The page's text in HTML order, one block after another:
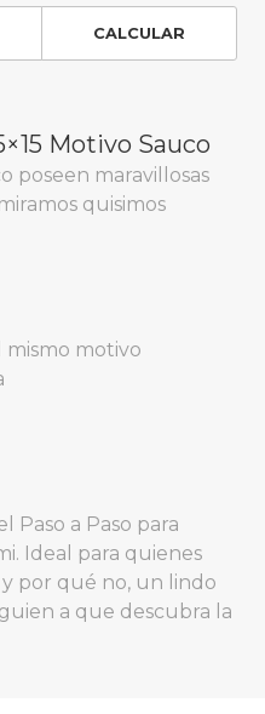
CALCULAR
Motivo Sauco
poseen maravillosas
quisimos
mismo motivo
Paso a Paso para
Ideal para quienes
por qué no, un lindo
a que descubra la